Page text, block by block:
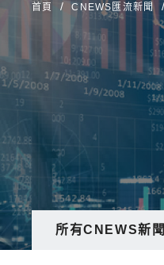
首頁 CNEWS匯流新聞
所有CNEWS新聞